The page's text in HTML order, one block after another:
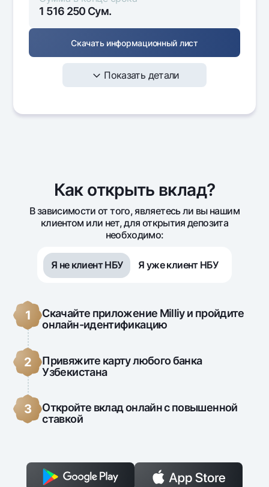
1 516 250 Сум.
Скачать информационный лист
Показать детали
Месяц
Сумма
Начисленные
1 500 000 16 250
Как открыть вклад?
В зависимости от того, являетесь ли вы нашим
клиентом или нет, для открытия депозита
необходимо:
Я не клиент НБУ Я уже клиент НБУ
1
Скачайте приложение Milliy и пройдите
онлайн-идентификацию
2
Привяжите карту любого банка
Узбекистана
3
Откройте вклад онлайн с повышенной
ставкой